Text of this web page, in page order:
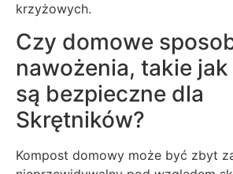
krzyżowych.
Czy domowe
nawożenia, takie
są bezpieczne dla
Skrętników?
Kompost domowy może być zbyt